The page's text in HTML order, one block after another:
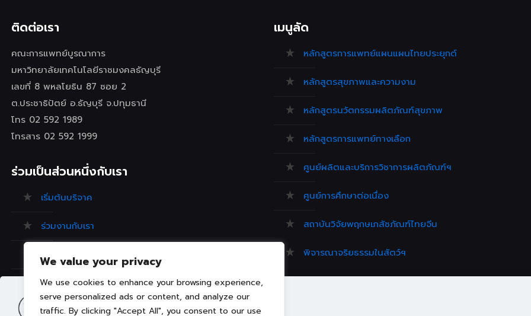
We value your privacy
We use cookies to enhance your browsing experience,
serve personalized ads or content, and analyze our
traffic. By clicking "Accept All", you consent to our use
ติดต่อเรา
คณะการแพทย์บูรณาการ
มหาวิทยาลัยเทคโนโลยีราชมงคลธัญบุรี
เลขที่ 8 พหลโยธิน 87 ซอย 2
ต.ประชาธิปัตย์ อ.ธัญบุรี จ.ปทุมธานี
โทร 02 592 1989
โทรสาร 02 592 1999
ร่วมเป็นส่วนหนึ่งกับเรา
เริ่มต้นบริจาค
ร่วมงานกับเรา
ร้องเรียน/ข้อเสนอแนะ
คำถามที่พบบ่อย
เมนูลัด
หลักสูตรการแพทย์แผนแผนไทยประยุกต์
หลักสูตรสุขภาพและความงาม
หลักสูตรนวัตกรรมผลิตภัณฑ์สุขภาพ
หลักสูตรการแพทย์ทางเลือก
ศูนย์ผลิตและบริการวิชาการผลิตภัณฑ์ฯ
ศูนย์การศึกษาต่อเนื่อง
สถาบันวิจัยพฤกษเภสัชภัณฑ์ไทยจีน
พิจารณาจริยธรรมในสัตว์ฯ